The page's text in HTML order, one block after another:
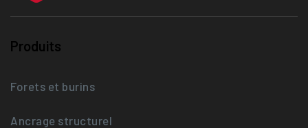
Produits
Forets et burins
Ancrage structurel